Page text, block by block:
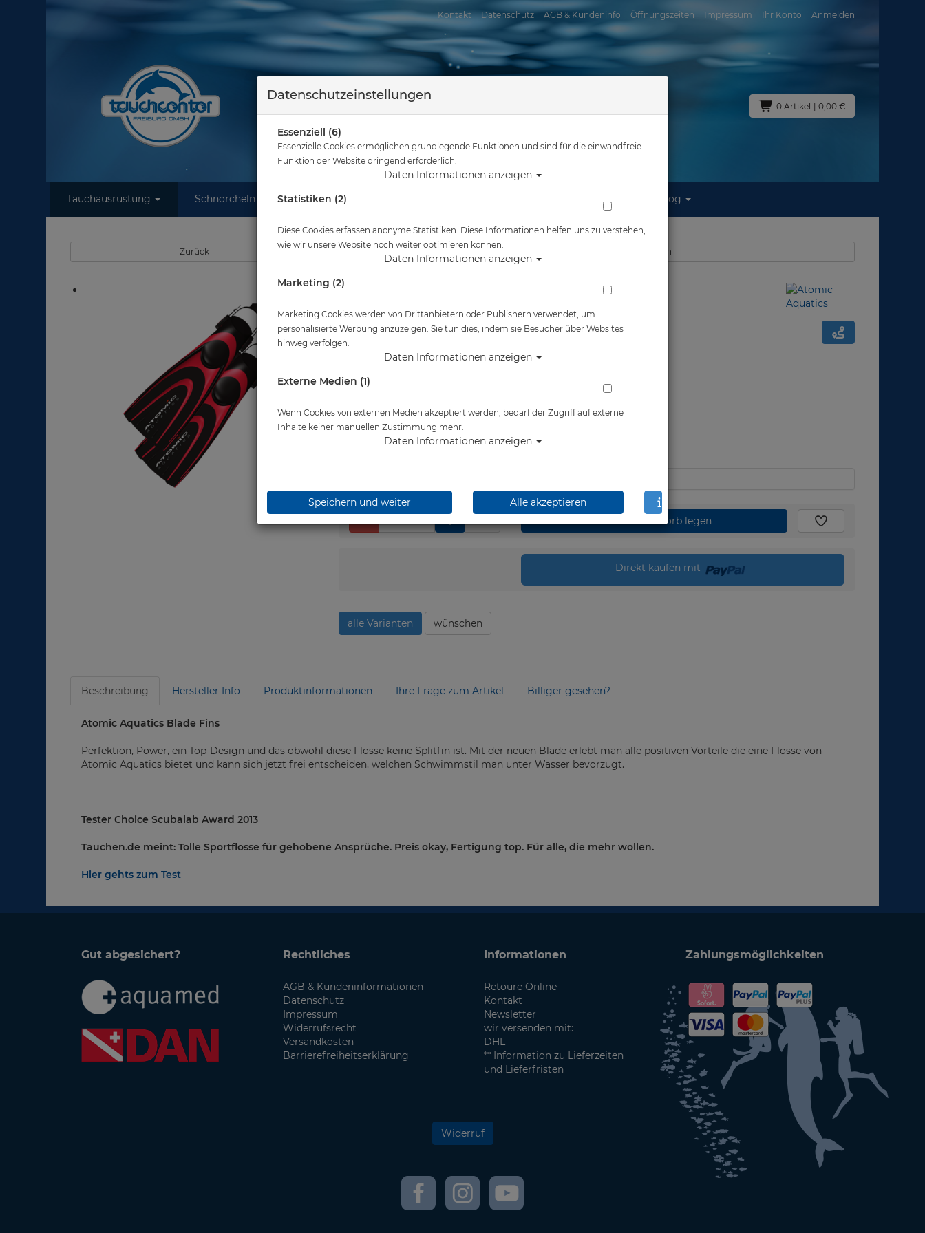
Kontakt Datenschutz AGB & Kundeninfo Öffnungszeiten Impressum Ihr Konto Anmelden
0 Artikel | 0,00 €
Tauchausrüstung Schnorcheln Wassersport Reisen Blog
Sie sind hier Tauchausrüstung Blade Fins - Rot - Gr: M
Zurück Alle Artikel zeigen aus: Geräteflossen
Blade Fins - Rot - Gr: M
Artikelnr.: ato-0502551P
229,00 €*
Lieferbar in 1-3 Werktage
in den Warenkorb legen
Direkt kaufen mit
alle Varianten wünschen
Beschreibung Hersteller Info Produktinformationen Ihre Frage zum Artikel Billiger gesehen?
Atomic Aquatics Blade Fins
Perfektion, Power, ein Top-Design und das obwohl diese Flosse keine Splitfin ist. Mit der neuen Blade erlebt man alle positiven Vorteile die eine Flosse von
Atomic Aquatics bietet und kann sich jetzt frei entscheiden, welchen Schwimmstil man unter Wasser bevorzugt.
Tester Choice Scubalab Award 2013
Tauchen.de meint: Tolle Sportflosse für gehobene Ansprüche. Preis okay, Fertigung top. Für alle, die mehr wollen.
Hier gehts zum Test
Gut abgesichert? Rechtliches
AGB & Kundeninformationen
Datenschutz
Impressum
Widerrufsrecht
Versandkosten
Barrierefreiheitserklärung
Informationen
Retoure Online
Kontakt
Newsletter
wir versenden mit:
DHL
** Information zu Lieferzeiten
und Lieferfristen
Zahlungsmöglichkeiten
Widerruf
Datenschutzeinstellungen
Essenziell (6)
Essenzielle Cookies ermöglichen grundlegende Funktionen und sind für die einwandfreie
Funktion der Website dringend erforderlich.
Daten Informationen anzeigen
Statistiken (2)
Diese Cookies erfassen anonyme Statistiken. Diese Informationen helfen uns zu verstehen,
wie wir unsere Website noch weiter optimieren können.
Daten Informationen anzeigen
Marketing (2)
Marketing Cookies werden von Drittanbietern oder Publishern verwendet, um
personalisierte Werbung anzuzeigen. Sie tun dies, indem sie Besucher über Websites
hinweg verfolgen.
Daten Informationen anzeigen
Externe Medien (1)
Wenn Cookies von externen Medien akzeptiert werden, bedarf der Zugriff auf externe
Inhalte keiner manuellen Zustimmung mehr.
Daten Informationen anzeigen
Speichern und weiter Alle akzeptieren